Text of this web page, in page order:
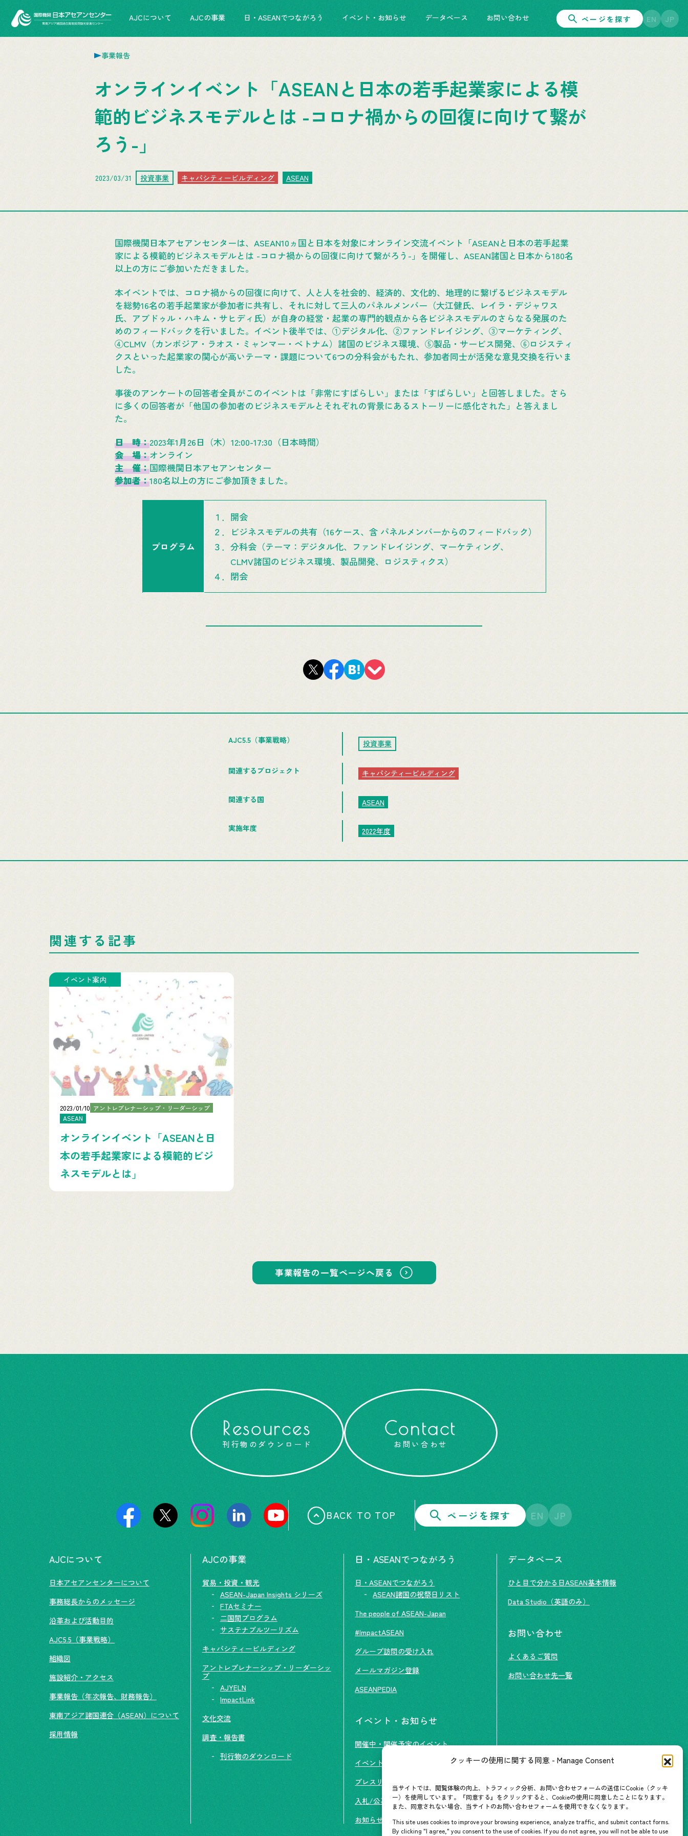
クッキーの使用に関する同意 - Manage Consent
当サイトでは、閲覧体験の向上、トラフィック分析、お問い合わせフォームの送信にCookie（クッキ
ー）を使用しています。『同意する』をクリックすると、Cookieの使用に同意したことになります。
また、同意されない場合、当サイトのお問い合わせフォームを使用できなくなります。
This site uses cookies to improve your browsing experience, analyze traffic, and submit contact forms.
By clicking "I agree," you consent to the use of cookies. If you do not agree, you will not be able to use
AJCについて AJCの事業 日・ASEANでつながろう イベント・お知らせ データベース お問い合わせ ページを探す EN JP
事業報告
オンラインイベント「ASEANと日本の若手起業家による模
範的ビジネスモデルとは -コロナ禍からの回復に向けて繋が
ろう-」
2023/03/31 投資事業 キャパシティービルディング ASEAN
国際機関日本アセアンセンターは、ASEAN10ヵ国と日本を対象にオンライン交流イベント「ASEANと日本の若手起業
家による模範的ビジネスモデルとは -コロナ禍からの回復に向けて繋がろう-」を開催し、ASEAN諸国と日本から180名
以上の方にご参加いただきました。
本イベントでは、コロナ禍からの回復に向けて、人と人を社会的、経済的、文化的、地理的に繋げるビジネスモデル
を総勢16名の若手起業家が参加者に共有し、それに対して三人のパネルメンバー（大江健氏、レイラ・デジャワス
氏、アブドゥル・ハキム・サヒディ氏）が自身の経営・起業の専門的観点から各ビジネスモデルのさらなる発展のた
めのフィードバックを行いました。イベント後半では、①デジタル化、②ファンドレイジング、③マーケティング、
④CLMV（カンボジア・ラオス・ミャンマー・ベトナム）諸国のビジネス環境、⑤製品・サービス開発、⑥ロジスティ
クスといった起業家の関心が高いテーマ・課題について6つの分科会がもたれ、参加者同士が活発な意見交換を行いま
した。
事後のアンケートの回答者全員がこのイベントは「非常にすばらしい」または「すばらしい」と回答しました。さら
に多くの回答者が「他国の参加者のビジネスモデルとそれぞれの背景にあるストーリーに感化された」と答えまし
た。
日 時：2023年1月26日（木）12:00-17:30（日本時間）
会 場：オンライン
主 催：国際機関日本アセアンセンター
参加者：180名以上の方にご参加頂きました。
プログラム
１．開会
２．ビジネスモデルの共有（16ケース、含 パネルメンバーからのフィードバック）
３．分科会（テーマ：デジタル化、ファンドレイジング、マーケティング、
CLMV諸国のビジネス環境、製品開発、ロジスティクス）
４．閉会
AJC5.5（事業戦略） 投資事業
関連するプロジェクト キャパシティービルディング
関連する国 ASEAN
実施年度 2022年度
関連する記事
イベント案内
2023/01/10 アントレプレナーシップ・リーダーシップ
ASEAN
オンラインイベント「ASEANと日
本の若手起業家による模範的ビジ
ネスモデルとは」
事業報告の一覧ページへ戻る
Resources
刊行物のダウンロード
Contact
お問い合わせ
BACK TO TOP ページを探す EN JP
AJCについて
日本アセアンセンターについて
事務総長からのメッセージ
沿革および活動目的
AJC5.5（事業戦略）
組織図
施設紹介・アクセス
事業報告（年次報告、財務報告）
東南アジア諸国連合（ASEAN）について
採用情報
AJCの事業
貿易・投資・観光
ASEAN-Japan Insights シリーズ
FTAセミナー
二国間プログラム
サステナブルツーリズム
キャパシティービルディング
アントレプレナーシップ・リーダーシッ
プ
AJYELN
ImpactLink
文化交流
調査・報告書
刊行物のダウンロード
日・ASEANでつながろう
日・ASEANでつながろう
ASEAN諸国の祝祭日リスト
The people of ASEAN-Japan
#ImpactASEAN
グループ訪問の受け入れ
メールマガジン登録
ASEANPEDIA
イベント・お知らせ
開催中・開催予定のイベント
イベント案内
プレスリリース/メディア掲載情報
入札/公募情報
お知らせ
データベース
ひと目で分かる日ASEAN基本情報
Data Studio（英語のみ）
お問い合わせ
よくあるご質問
お問い合わせ先一覧